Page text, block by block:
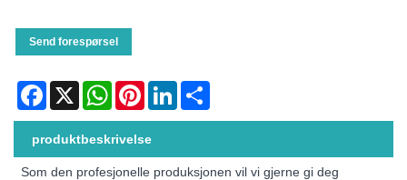
Send forespørsel
Facebook
X WhatsAppPinterestLinkedIn
produktbeskrivelse
Som den profesjonelle produksjonen vil vi gjerne gi deg